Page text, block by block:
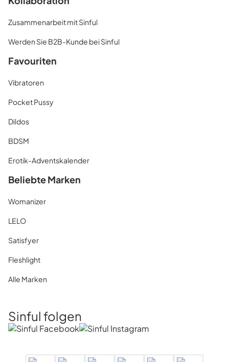
Zusammenarbeit mit Sinful
Werden Sie B2B-Kunde bei Sinful
Favouriten
Vibratoren
Pocket Pussy
Dildos
BDSM
Erotik-Adventskalender
Beliebte Marken
Womanizer
LELO
Satisfyer
Fleshlight
Alle Marken
Sinful folgen